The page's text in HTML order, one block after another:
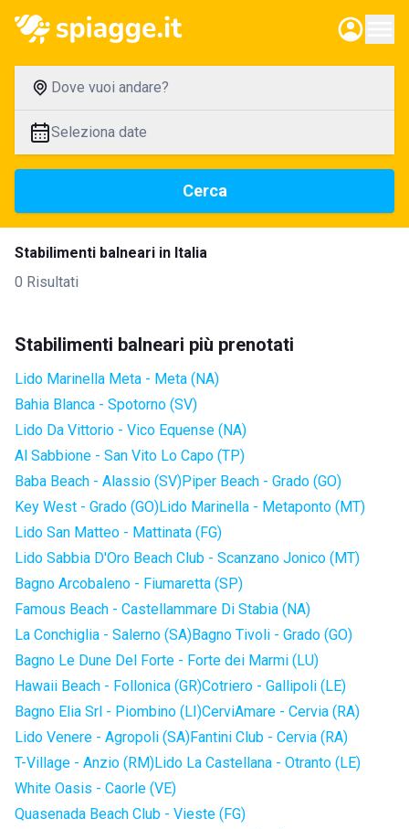
Dove vuoi andare?
Seleziona date
Cerca
Stabilimenti balneari in Italia
0 Risultati
Stabilimenti balneari più prenotati
Lido Marinella Meta - Meta (NA)
Bahia Blanca - Spotorno (SV)
Lido Da Vittorio - Vico Equense (NA)
Al Sabbione - San Vito Lo Capo (TP)
Baba Beach - Alassio (SV)Piper Beach - Grado (GO)
Key West - Grado (GO)Lido Marinella - Metaponto (MT)
Lido San Matteo - Mattinata (FG)
Lido Sabbia D'Oro Beach Club - Scanzano Jonico (MT)
Bagno Arcobaleno - Fiumaretta (SP)
Famous Beach - Castellammare Di Stabia (NA)
La Conchiglia - Salerno (SA)Bagno Tivoli - Grado (GO)
Bagno Le Dune Del Forte - Forte dei Marmi (LU)
Hawaii Beach - Follonica (GR)Cotriero - Gallipoli (LE)
Bagno Elia Srl - Piombino (LI)CerviAmare - Cervia (RA)
Lido Venere - Agropoli (SA)Fantini Club - Cervia (RA)
T-Village - Anzio (RM)Lido La Castellana - Otranto (LE)
White Oasis - Caorle (VE)
Quasenada Beach Club - Vieste (FG)